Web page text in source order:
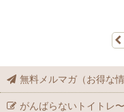
無料メルマガ（お得な
がんばらないトイトレ